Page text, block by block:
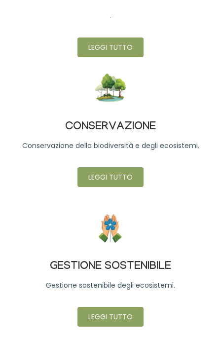
.
LEGGI TUTTO
CONSERVAZIONE
Conservazione della biodiversità e degli ecosistemi.
LEGGI TUTTO
GESTIONE SOSTENIBILE
Gestione sostenibile degli ecosistemi.
LEGGI TUTTO